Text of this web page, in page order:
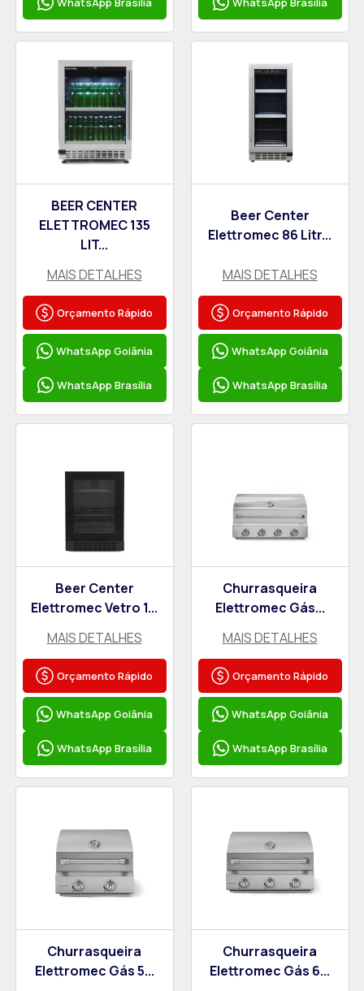
BEER CENTER
ELETTROMEC 135
LIT...
MAIS DETALHES
Orçamento Rápido
WhatsApp Goiânia
WhatsApp Brasília
Beer Center
Elettromec 86 Litr...
MAIS DETALHES
Orçamento Rápido
WhatsApp Goiânia
WhatsApp Brasília
Beer Center
Elettromec Vetro 1...
MAIS DETALHES
Orçamento Rápido
WhatsApp Goiânia
WhatsApp Brasília
Churrasqueira
Elettromec Gás...
MAIS DETALHES
Orçamento Rápido
WhatsApp Goiânia
WhatsApp Brasília
Churrasqueira
Elettromec Gás 5...
Churrasqueira
Elettromec Gás 6...